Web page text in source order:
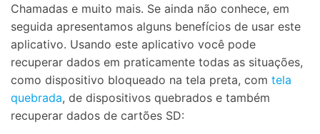
Chamadas e muito mais. Se ainda não conhece, em
seguida apresentamos alguns benefícios de usar este
aplicativo. Usando este aplicativo você pode
recuperar dados em praticamente todas as situações,
como dispositivo bloqueado na tela preta, com tela
quebrada, de dispositivos quebrados e também
recuperar dados de cartões SD: